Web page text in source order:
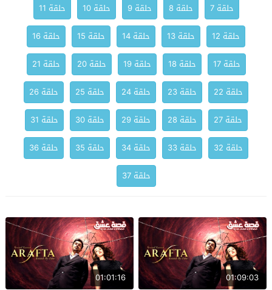
حلقة 7
حلقة 8 حلقة 9 حلقة 10
حلقة 11
حلقة 12
حلقة 13 حلقة 14 حلقة 15
حلقة 16
حلقة 17
حلقة 18 حلقة 19 حلقة 20
حلقة 21
حلقة 22
حلقة 23 حلقة 24 حلقة 25
حلقة 26
حلقة 27
حلقة 28 حلقة 29 حلقة 30
حلقة 31
حلقة 32
حلقة 33 حلقة 34 حلقة 35
حلقة 36
حلقة 37
01:09:03
01:01:16